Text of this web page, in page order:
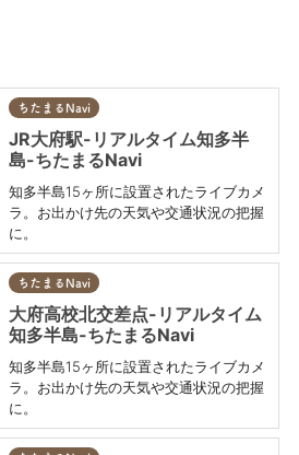
ちたまるNavi
JR大府駅-リアルタイム知多半
島-ちたまるNavi
知多半島15ヶ所に設置されたライブカメ
ラ。お出かけ先の天気や交通状況の把握
に。
ちたまるNavi
大府高校北交差点-リアルタイム
知多半島-ちたまるNavi
知多半島15ヶ所に設置されたライブカメ
ラ。お出かけ先の天気や交通状況の把握
に。